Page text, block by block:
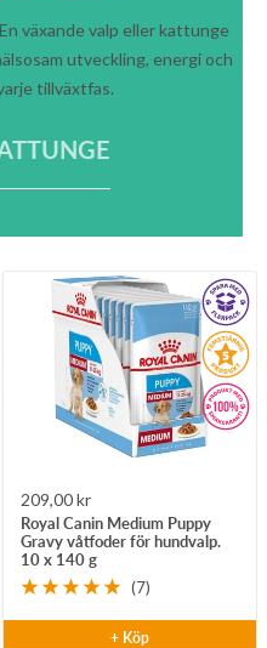
växande valp eller kattunge
utveckling, energi och
tillväxtfas.
Rea-
pris
209,00 kr
Royal Canin Medium Puppy
Gravy våtfoder för hundvalp.
10 x 140 g
(7)
+ Köp